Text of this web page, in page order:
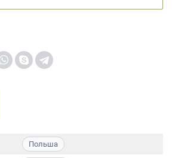
Польша